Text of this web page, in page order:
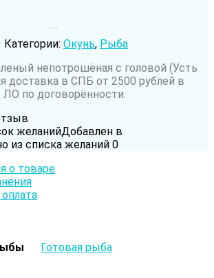
Щуковые
Щука
Категории: Окунь, Рыба
непотрошёная с головой (Усть
доставка в СПБ от 2500 рублей в
по договорённости.
желанийДобавлен в
из списка желаний 0
о товаре
Готовая рыба